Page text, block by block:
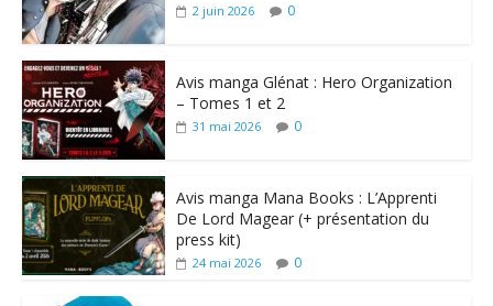
2 juin 2026 0
Avis manga Glénat : Hero Organization
– Tomes 1 et 2
31 mai 2026 0
Avis manga Mana Books : L’Apprenti
De Lord Magear (+ présentation du
press kit)
24 mai 2026 0